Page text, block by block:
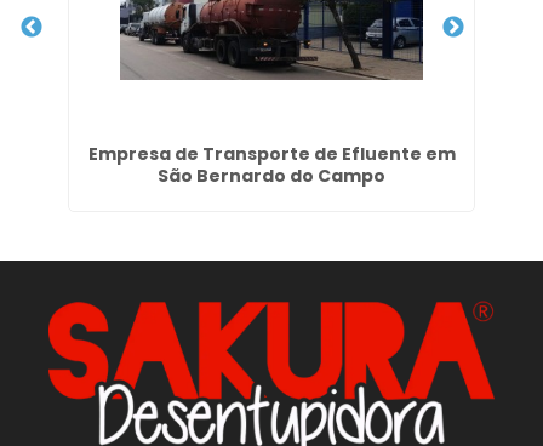
Empresa de Transporte de Efluente em
São Bernardo do Campo